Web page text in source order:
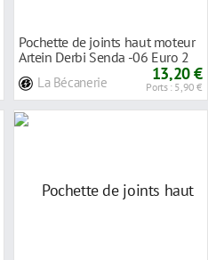
Pochette de joints haut moteur
Artein Derbi Senda -06 Euro 2
La Bécanerie 13,20 €
Ports : 5,90 €